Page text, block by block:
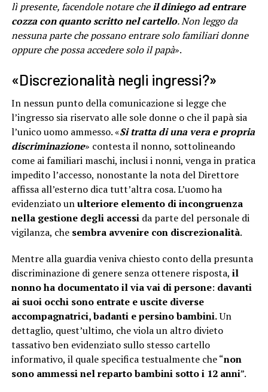
lì presente, facendole notare cheil diniego ad entrare
cozza con quanto scritto nel cartello. Non leggo da
nessuna parte che possano entrare solo familiari donne
oppure che possa accedere solo il papà».
«Discrezionalità negli ingressi?»
In nessun punto della comunicazione si legge che
l’ingresso sia riservato alle sole donne o che il papà sia
l’unico uomo ammesso. «Si tratta di una vera e propria
discriminazione» contesta il nonno, sottolineando
come ai familiari maschi, inclusi i nonni, venga in pratica
impedito l’accesso, nonostante la nota del Direttore
affissa all’esterno dica tutt’altra cosa. L’uomo ha
evidenziato unulteriore elemento di incongruenza
nella gestione degli accessida parte del personale di
vigilanza, chesembra avvenire con discrezionalità.
Mentre alla guardia veniva chiesto conto della presunta
discriminazione di genere senza ottenere risposta, il
nonno ha documentato il via vai di persone: davanti
ai suoi occhi sono entrate e uscite diverse
accompagnatrici, badanti e persino bambini.Un
dettaglio, quest’ultimo, che viola un altro divieto
tassativo ben evidenziato sullo stesso cartello
informativo, il quale specifica testualmente che “non
sono ammessi nel reparto bambini sotto i 12 anni”.